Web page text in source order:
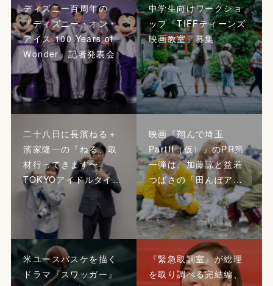
ディズニー百周年の
『ディズニー・オン・
アイス 100 Years of
Wonder』記者発表会
中学生向けワークショ
ップ『TIFFティーンズ
映画教室』募集
二十八日に長濱ねる＋
濱家隆一の『ねる、取
材行ってきます〜
TOKYOアイドルタイ…
映画『翔んで埼玉
PartII（仮）』のPR第
一弾は、加藤諒と益若
つばさの「田んぼア…
米ユースバスケを描く
ドラマ『スワッガー』
『緊急取調室』が総理
を取り調べる完結編、